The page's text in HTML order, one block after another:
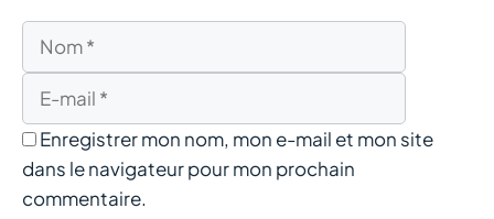
Nom
mail
Enregistrer mon nom, mon e-mail et mon site
dans le navigateur pour mon prochain
commentaire.